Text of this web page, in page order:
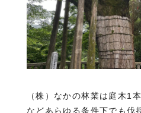
（株）なかの林業は庭木1
などあらゆる条件下でも伐